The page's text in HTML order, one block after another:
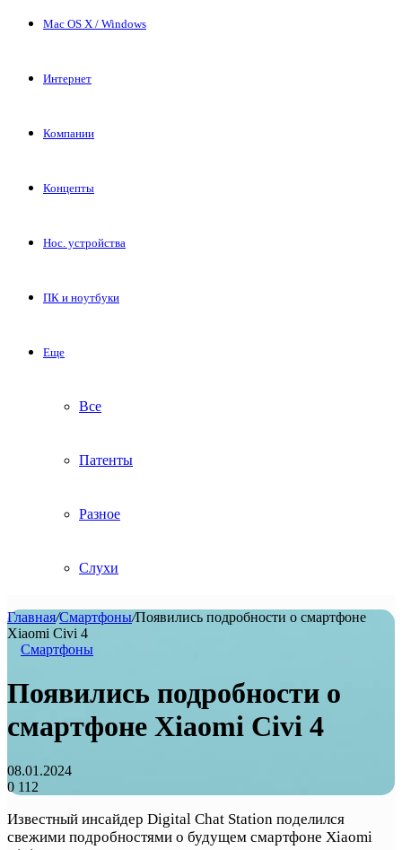
Mac OS X / Windows
Интернет
Компании
Концепты
Нос. устройства
ПК и ноутбуки
Еще
Все
Патенты
Разное
Слухи
Главная/Смартфоны/Появились подробности о смартфоне
Xiaomi Civi 4
Смартфоны
Появились подробности о
смартфоне Xiaomi Civi 4
08.01.2024
0 112
Известный инсайдер Digital Chat Station поделился
свежими подробностями о будущем смартфоне Xiaomi